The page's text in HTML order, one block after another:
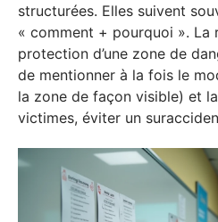
structurées. Elles suivent
« comment + pourquoi ». La
protection d’une zone de
de mentionner à la fois le
la zone de façon visible) et
victimes, éviter un